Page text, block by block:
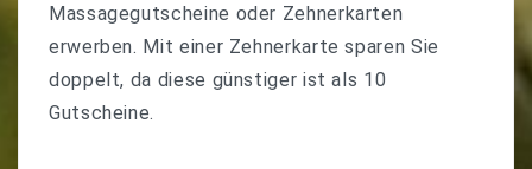
Massagegutscheine oder Zehnerkarten
erwerben. Mit einer Zehnerkarte sparen Sie
doppelt, da diese günstiger ist als 10
Gutscheine.